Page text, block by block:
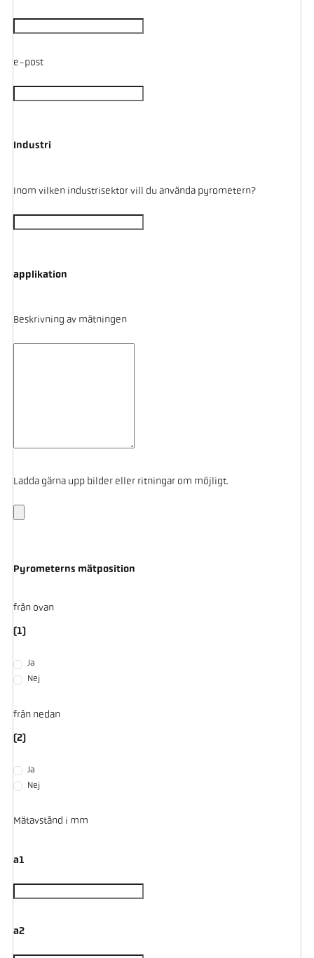
e-post
Industri
Inom vilken industrisektor vill du använda pyrometern?
applikation
Beskrivning av mätningen
Ladda gärna upp bilder eller ritningar om möjligt.
Pyrometerns mätposition
från ovan
(1)
Ja
Nej
från nedan
(2)
Ja
Nej
Mätavstånd i mm
a1
a2